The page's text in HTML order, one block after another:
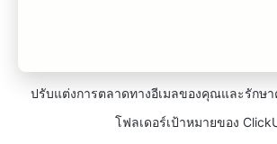
ปรับแต่งการตลาดทางอีเมลของคุณและรักษ
โฟลเดอร์เป้าหมายของ